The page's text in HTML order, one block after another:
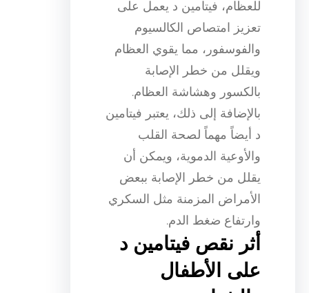
للعظام، فيتامين د يعمل على
تعزيز امتصاص الكالسيوم
والفوسفور، مما يقوي العظام
ويقلل من خطر الإصابة
بالكسور وهشاشة العظام.
بالإضافة إلى ذلك، يعتبر فيتامين
د أيضاً مهماً لصحة القلب
والأوعية الدموية، ويمكن أن
يقلل من خطر الإصابة ببعض
الأمراض المزمنة مثل السكري
وارتفاع ضغط الدم.
أثر نقص فيتامين د
على الأطفال